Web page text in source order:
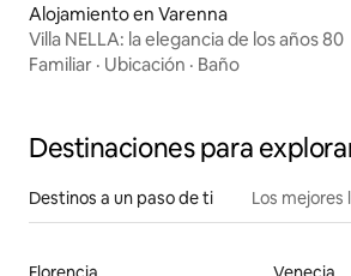
Alojamiento en Varenna
Villa NELLA: la elegancia de los años 80
Familiar · Ubicación · Baño
Destinaciones para
Destinos a un paso de ti Los